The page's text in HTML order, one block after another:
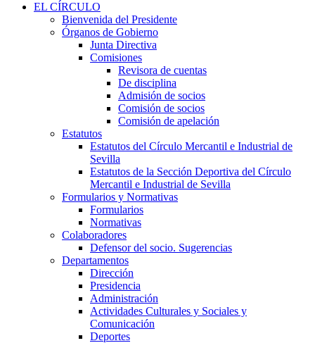
EL CÍRCULO
Bienvenida del Presidente
Órganos de Gobierno
Junta Directiva
Comisiones
Revisora de cuentas
De disciplina
Admisión de socios
Comisión de socios
Comisión de apelación
Estatutos
Estatutos del Círculo Mercantil e Industrial de
Sevilla
Estatutos de la Sección Deportiva del Círculo
Mercantil e Industrial de Sevilla
Formularios y Normativas
Formularios
Normativas
Colaboradores
Defensor del socio. Sugerencias
Departamentos
Dirección
Presidencia
Administración
Actividades Culturales y Sociales y
Comunicación
Deportes